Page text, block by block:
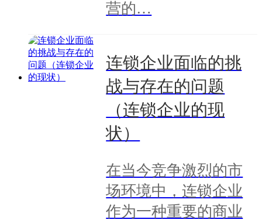
营的…
连锁企业面临的挑
战与存在的问题
（连锁企业的现
状）
在当今竞争激烈的市
场环境中，连锁企业
作为一种重要的商业